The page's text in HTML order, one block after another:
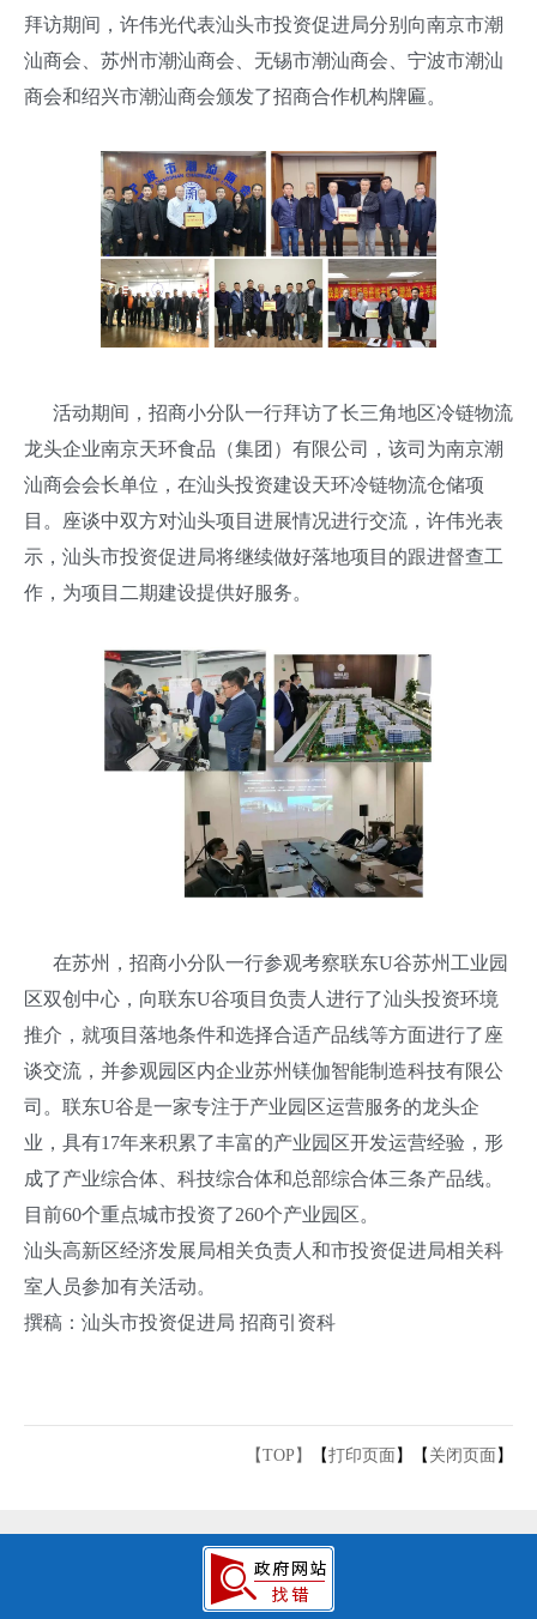
拜访期间，许伟光代表汕头市投资促进局分别向南京市潮
汕商会、苏州市潮汕商会、无锡市潮汕商会、宁波市潮汕
商会和绍兴市潮汕商会颁发了招商合作机构牌匾。
活动期间，招商小分队一行拜访了长三角地区冷链物流
龙头企业南京天环食品（集团）有限公司，该司为南京潮
汕商会会长单位，在汕头投资建设天环冷链物流仓储项
目。座谈中双方对汕头项目进展情况进行交流，许伟光表
示，汕头市投资促进局将继续做好落地项目的跟进督查工
作，为项目二期建设提供好服务。
在苏州，招商小分队一行参观考察联东U谷苏州工业园
区双创中心，向联东U谷项目负责人进行了汕头投资环境
推介，就项目落地条件和选择合适产品线等方面进行了座
谈交流，并参观园区内企业苏州镁伽智能制造科技有限公
司。联东U谷是一家专注于产业园区运营服务的龙头企
业，具有17年来积累了丰富的产业园区开发运营经验，形
成了产业综合体、科技综合体和总部综合体三条产品线。
目前60个重点城市投资了260个产业园区。
汕头高新区经济发展局相关负责人和市投资促进局相关科
室人员参加有关活动。
撰稿：汕头市投资促进局 招商引资科
【TOP】 【打印页面 】【 关闭页面 】